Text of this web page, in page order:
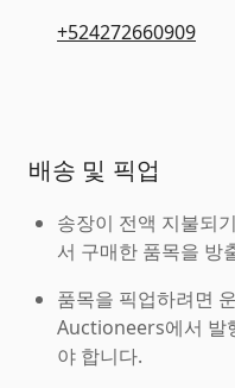
+524272660909
배송 및 픽업
송장이 전액 지불되
서 구매한 품목을 방
품목을 픽업하려면
Auctioneers에서 발
야 합니다.